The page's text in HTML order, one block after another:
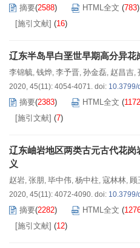
摘要(2588) HTML全文 (783)
[施引文献] (16)
辽东半岛早白垩世早期高分异
李锦毓, 钱烨, 李予晋, 孙金磊, 赵昌吉,
2020, 45(11): 4054-4071. doi: 10.3799/
摘要(2383) HTML全文 (1172
[施引文献] (7)
辽东岫岩地区两类古元古代花
义
赵岩, 张朋 , 毕中伟, 杨中柱, 寇林林, 顾
2020, 45(11): 4072-4090. doi: 10.3799/
摘要(2282) HTML全文 (
[施引文献] (12)